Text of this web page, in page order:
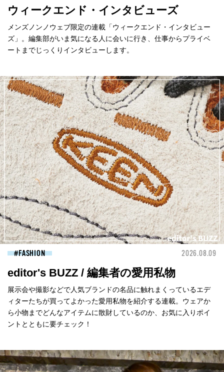
ウィークエンド・インタビューズ
メンズノンノウェブ限定の連載「ウィークエンド・インタビュー
ズ」。編集部がいま気になる人に会いに行き、仕事からプライベ
ートまでじっくりインタビューします。
FASHION 2026.08.09
editor's BUZZ / 編集者の愛用私物
展示会や撮影などで人気ブランドの名品に触れまくっているエデ
ィターたちが買ってよかった愛用私物を紹介する連載。ウェアか
ら小物までどんなアイテムに散財しているのか、お気に入りポイ
ントとともに要チェック！